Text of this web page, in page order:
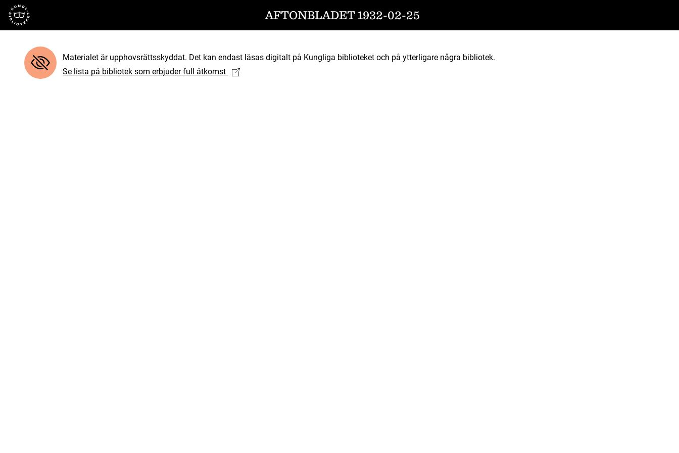
Till startsidan AFTONBLADET 1932-02-25
Materialet är upphovsrättsskyddat. Det kan endast läsas digitalt på Kungliga biblioteket och på ytterligare några bibliotek.
Se lista på bibliotek som erbjuder full åtkomst